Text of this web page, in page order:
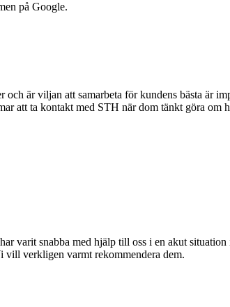
på Google.
och är viljan att samarbeta för kundens bästa är
att ta kontakt med STH när dom tänkt göra om
varit snabba med hjälp till oss i en akut
verkligen varmt rekommendera dem.